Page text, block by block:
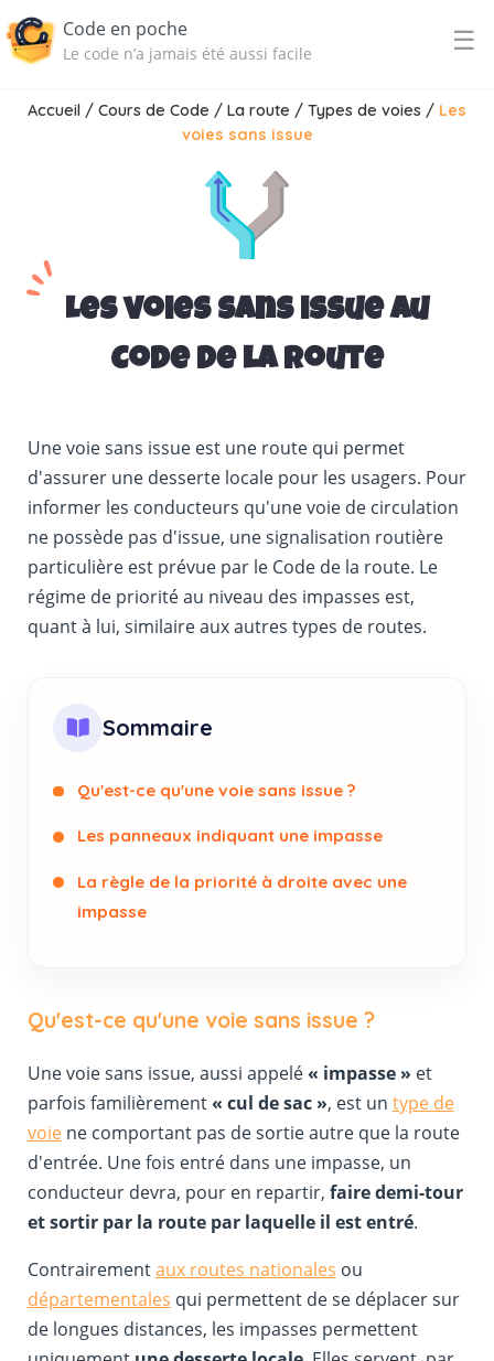
Code en poche
Le code n’a jamais été aussi facile ☰
Accueil / Cours de Code / La route / Types de voies / Les
voies sans issue
Les voies sans issue au
Code de la route
Une voie sans issue est une route qui permet
d'assurer une desserte locale pour les usagers. Pour
informer les conducteurs qu'une voie de circulation
ne possède pas d'issue, une signalisation routière
particulière est prévue par le Code de la route. Le
régime de priorité au niveau des impasses est,
quant à lui, similaire aux autres types de routes.
Sommaire
Qu'est-ce qu'une voie sans issue ?
Les panneaux indiquant une impasse
La règle de la priorité à droite avec une
impasse
Qu'est-ce qu'une voie sans issue ?
Une voie sans issue, aussi appelé« impasse » et
parfois familièrement« cul de sac », est un type de
voiene comportant pas de sortie autre que la route
d'entrée. Une fois entré dans une impasse, un
conducteur devra, pour en repartir, faire demi-tour
et sortir par la route par laquelle il est entré.
Contrairementaux routes nationales ou
départementales qui permettent de se déplacer sur
de longues distances, les impasses permettent